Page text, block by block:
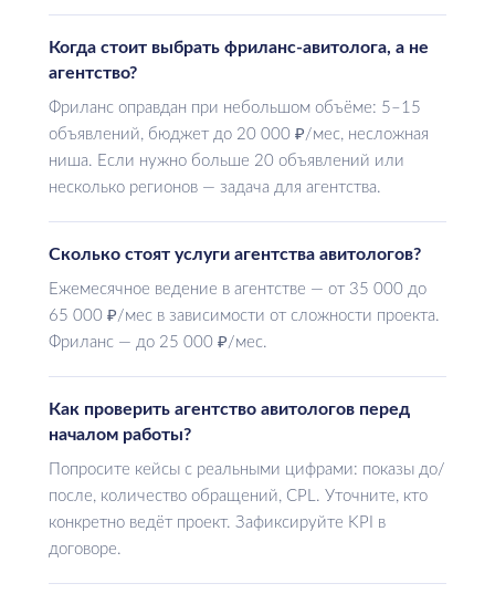
Когда стоит выбрать фриланс-авитолога, а не
агентство?
Фриланс оправдан при небольшом объёме: 5–15
объявлений, бюджет до 20 000 ₽/мес, несложная
ниша. Если нужно больше 20 объявлений или
несколько регионов — задача для агентства.
Сколько стоят услуги агентства авитологов?
Ежемесячное ведение в агентстве — от 35 000 до
65 000 ₽/мес в зависимости от сложности проекта.
Фриланс — до 25 000 ₽/мес.
Как проверить агентство авитологов перед
началом работы?
Попросите кейсы с реальными цифрами: показы до/
после, количество обращений, CPL. Уточните, кто
конкретно ведёт проект. Зафиксируйте KPI в
договоре.